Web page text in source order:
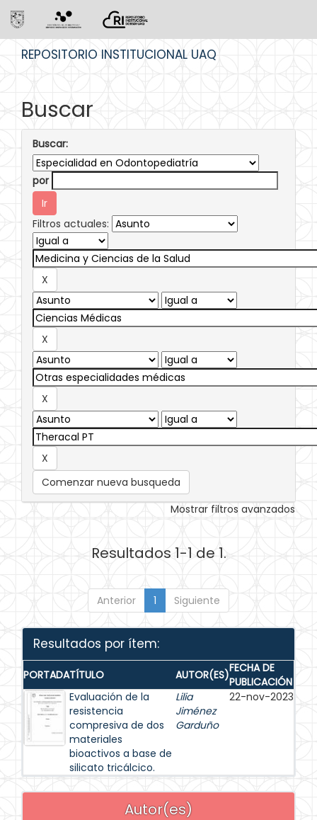
REPOSITORIO INSTITUCIONAL UAQ
Buscar
Buscar:
por
Filtros actuales:
Comenzar nueva busqueda
Mostrar filtros avanzados
Resultados 1-1 de 1.
Anterior 1 Siguiente
Resultados por ítem:
PORTADATÍTULO AUTOR(ES)FECHA DE
PUBLICACIÓN
Evaluación de la
resistencia
compresiva de dos
materiales
bioactivos a base de
silicato tricálcico.
Lilia
Jiménez
Garduño
22-nov-2023
Autor(es)